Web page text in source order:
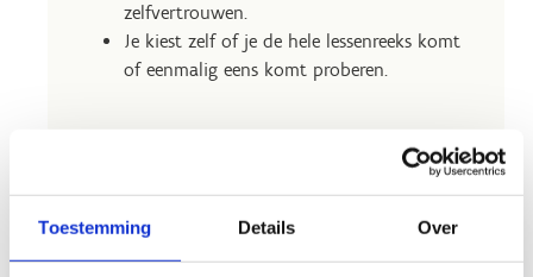
Toestemming Details Over
zelfvertrouwen.
Je kiest zelf of je de hele lessenreeks komt
of eenmalig eens komt proberen.
voor de
lessenreeks
voor een
eenmalige